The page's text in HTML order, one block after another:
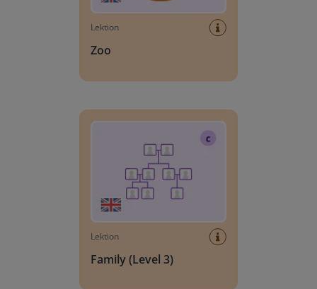
Lektion
Zoo
Lektion
Family (Level 3)